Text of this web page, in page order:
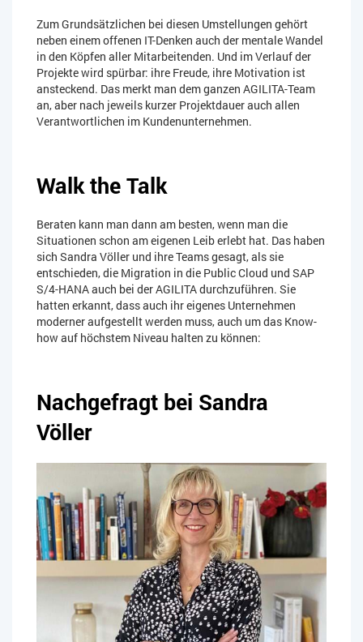
Zum Grundsätzlichen bei diesen Umstellungen gehört
neben einem offenen IT-Denken auch der mentale Wandel
in den Köpfen aller Mitarbeitenden. Und im Verlauf der
Projekte wird spürbar: ihre Freude, ihre Motivation ist
ansteckend. Das merkt man dem ganzen AGILITA-Team
an, aber nach jeweils kurzer Projektdauer auch allen
Verantwortlichen im Kundenunternehmen.
Walk the Talk
Beraten kann man dann am besten, wenn man die
Situationen schon am eigenen Leib erlebt hat. Das haben
sich Sandra Völler und ihre Teams gesagt, als sie
entschieden, die Migration in die Public Cloud und SAP
S/4-HANA auch bei der AGILITA durchzuführen. Sie
hatten erkannt, dass auch ihr eigenes Unternehmen
moderner aufgestellt werden muss, auch um das Know-
how auf höchstem Niveau halten zu können:
Nachgefragt bei Sandra
Völler